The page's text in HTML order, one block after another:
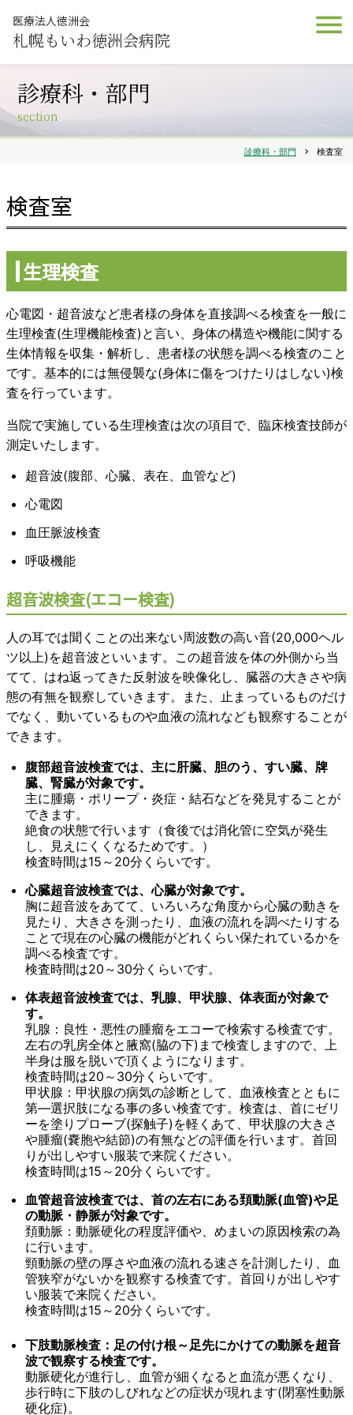
医療法人徳洲会
札幌もいわ徳洲会病院
診療科・部門
section
診療科・部門 chevron_right 検査室
検査室
生理検査
心電図・超音波など患者様の身体を直接調べる検査を一般に
生理検査(生理機能検査)と言い、身体の構造や機能に関する
生体情報を収集・解析し、患者様の状態を調べる検査のこと
です。基本的には無侵襲な(身体に傷をつけたりはしない)検
査を行っています。
当院で実施している生理検査は次の項目で、臨床検査技師が
測定いたします。
超音波(腹部、心臓、表在、血管など)
心電図
血圧脈波検査
呼吸機能
超音波検査(エコー検査)
人の耳では聞くことの出来ない周波数の高い音(20,000ヘル
ツ以上)を超音波といいます。この超音波を体の外側から当
てて、はね返ってきた反射波を映像化し、臓器の大きさや病
態の有無を観察していきます。また、止まっているものだけ
でなく、動いているものや血液の流れなども観察することが
できます。
腹部超音波検査では、主に肝臓、胆のう、すい臓、牌
臓、腎臓が対象です。
主に腫瘍・ポリープ・炎症・結石などを発見することが
できます。
絶食の状態で行います（食後では消化管に空気が発生
し、見えにくくなるためです。）
検査時間は15～20分くらいです。
心臓超音波検査では、心臓が対象です。
胸に超音波をあてて、いろいろな角度から心臓の動きを
見たり、大きさを測ったり、血液の流れを調べたりする
ことで現在の心臓の機能がどれくらい保たれているかを
調べる検査です。
検査時間は20～30分くらいです。
体表超音波検査では、乳腺、甲状腺、体表面が対象で
す。
乳腺：良性・悪性の腫瘤をエコーで検索する検査です。
左右の乳房全体と腋窩(脇の下)まで検査しますので、上
半身は服を脱いで頂くようになります。
検査時間は20～30分くらいです。
甲状腺：甲状腺の病気の診断として、血液検査とともに
第―選択肢になる事の多い検査です。検査は、首にゼリ
ーを塗りプローブ(探触子)を軽くあて、甲状腺の大きさ
や腫瘤(嚢胞や結節)の有無などの評価を行います。首回
りが出しやすい服装で来院ください。
検査時間は15～20分くらいです。
血管超音波検査では、首の左右にある頚動脈(血管)や足
の動脈・静脈が対象です。
頚動脈：動脈硬化の程度評価や、めまいの原因検索の為
に行います。
頸動脈の壁の厚さや血液の流れる速さを計測したり、血
管狭窄がないかを観察する検査です。首回りが出しやす
い服装で来院ください。
検査時間は15～20分くらいです。
下肢動脈検査：足の付け根～足先にかけての動脈を超音
波で観察する検査です。
動脈硬化が進行し、血管が細くなると血流が悪くなり、
歩行時に下肢のしびれなどの症状が現れます(閉塞性動脈
硬化症)。